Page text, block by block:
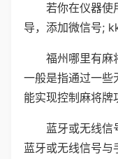
若你在仪器使
导，添加微信号;
福州哪里有麻
一般是指通过一些
能实现控制麻将牌
蓝牙或无线信
蓝牙或无线信号与